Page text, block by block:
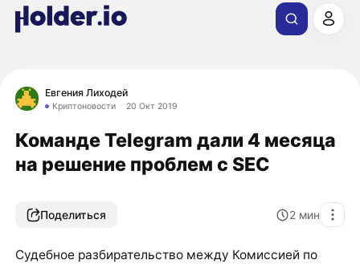
Евгения Лиходей
Криптоновости 20 Окт 2019
Команде Telegram дали 4 месяца
на решение проблем с SEC
Поделиться 2 мин
Судебное разбирательство между Комиссией по